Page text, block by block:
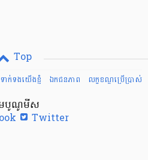
Top
ទាក់ទងយើងខ្ញំ ឯកជនភាព លក្ខខណ្ឌ​ប្រើ​ប្រាស់
បូណូមីស
Twitter